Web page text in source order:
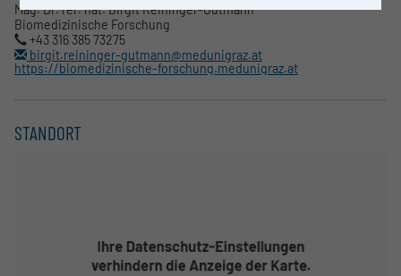
Mag. Dr. rer. nat. Birgit Reininger-Gutmann
Biomedizinische Forschung
+43 316 385 73275
birgit.reininger-gutmann@medunigraz.at
https://biomedizinische-forschung.medunigraz.at
STANDORT